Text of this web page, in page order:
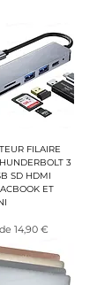
FILAIRE
3
SD HDMI
ET
14,90 €